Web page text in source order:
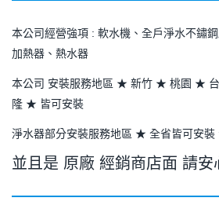
本公司經營強項 : 軟水機、全戶淨水不鏽
加熱器、熱水器
本公司 安裝服務地區 ★ 新竹 ★ 桃園 ★
隆 ★ 皆可安裝
淨水器部分安裝服務地區 ★ 全省皆可安
並且是 原廠 經銷商店面 請安